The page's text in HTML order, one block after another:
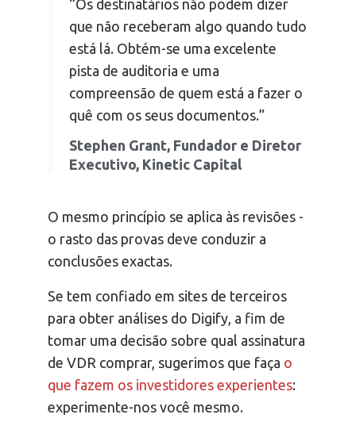
“Os destinatários não podem dizer
que não receberam algo quando tudo
está lá. Obtém-se uma excelente
pista de auditoria e uma
compreensão de quem está a fazer o
quê com os seus documentos.”
Stephen Grant, Fundador e Diretor
Executivo, Kinetic Capital
O mesmo princípio se aplica às revisões -
o rasto das provas deve conduzir a
conclusões exactas.
Se tem confiado em sites de terceiros
para obter análises do Digify, a fim de
tomar uma decisão sobre qual assinatura
de VDR comprar, sugerimos que faça o
que fazem os investidores experientes:
experimente-nos você mesmo.